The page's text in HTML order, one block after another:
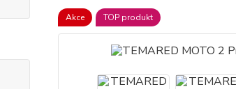
Akce TOP produkt